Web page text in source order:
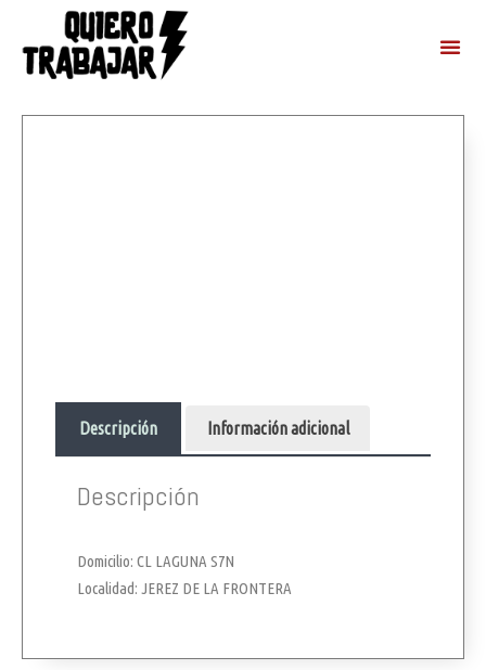
Descripción Información adicional
Descripción
Domicilio: CL LAGUNA S7N
Localidad: JEREZ DE LA FRONTERA